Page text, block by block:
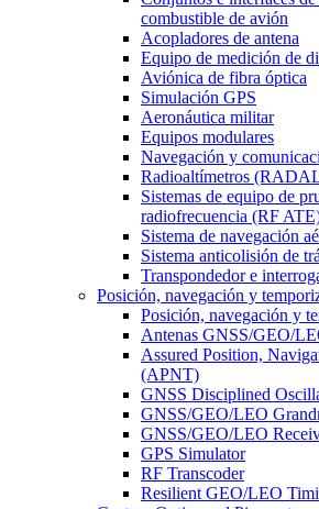
combustible de avión
Acopladores de antena
Equipo de medición de
Aviónica de fibra óptica
Simulación GPS
Aeronáutica militar
Equipos modulares
Navegación y
Radioaltímetros
Sistemas de equipo de
radiofrecuencia (RF
Sistema de navegación
Sistema anticolisión de
Transpondedor e
Posición, navegación y
Posición, navegación y
Antenas GNSS/GEO/
Assured Position,
(APNT)
GNSS Disciplined
GNSS/GEO/LEO
GNSS/GEO/LEO
GPS Simulator
RF Transcoder
Resilient GEO/LEO